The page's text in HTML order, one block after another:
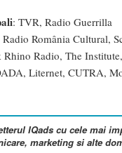
: TVR, Radio Guerrilla
România Cultural,
Radio, The
Liternet, CUTRA,
IQads cu cele mai
marketing si alte